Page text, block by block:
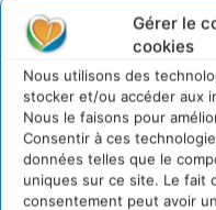
Gérer le
cookies
Nous utilisons des
stocker et/ou accéder aux
Nous le faisons pour
Consentir à ces
données telles que le
uniques sur ce site. Le fait
consentement peut avoir
Un kit citoyen pour
développement des
villes
29 juillet 2026
L’éco-anxiété
28 juillet 2026
7 indicateurs pour
adaptées au